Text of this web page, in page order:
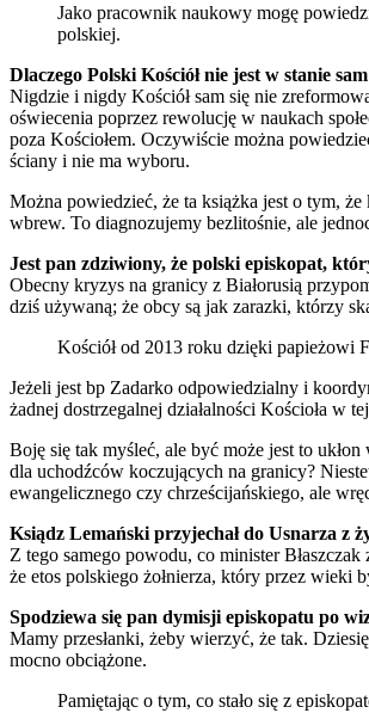
Jako pracownik naukowy mogę
polskiej.
Dlaczego Polski Kościół nie jest w stanie
Nigdzie i nigdy Kościół sam się nie
oświecenia poprzez rewolucję w naukach
poza Kościołem. Oczywiście można
ściany i nie ma wyboru.
Można powiedzieć, że ta książka jest o tym,
wbrew. To diagnozujemy bezlitośnie, ale
Jest pan zdziwiony, że polski episkopat,
Obecny kryzys na granicy z Białorusią
dziś używaną; że obcy są jak zarazki, którzy
Kościół od 2013 roku dzięki papieżowi
Jeżeli jest bp Zadarko odpowiedzialny i
żadnej dostrzegalnej działalności Kościoła w
Boję się tak myśleć, ale być może jest to
dla uchodźców koczujących na granicy?
ewangelicznego czy chrześcijańskiego, ale
Ksiądz Lemański przyjechał do Usnarza z
Z tego samego powodu, co minister
że etos polskiego żołnierza, który przez wieki
Spodziewa się pan dymisji episkopatu po
Mamy przesłanki, żeby wierzyć, że tak.
mocno obciążone.
Pamiętając o tym, co stało się z